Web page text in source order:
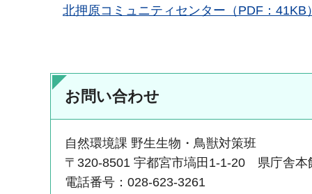
北押原コミュニティセンター（PDF：41KB
お問い合わせ
自然環境課 野生生物・鳥獣対策班
〒320-8501 宇都宮市塙田1-1-20 県庁舎本
電話番号：028-623-3261